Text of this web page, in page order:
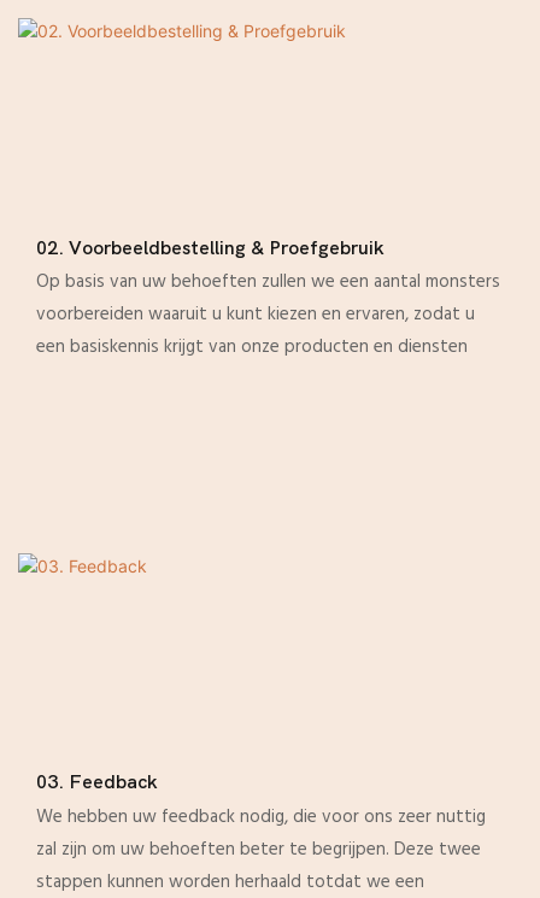
02. Voorbeeldbestelling & Proefgebruik
Op basis van uw behoeften zullen we een aantal monsters
voorbereiden waaruit u kunt kiezen en ervaren, zodat u
een basiskennis krijgt van onze producten en diensten
03. Feedback
We hebben uw feedback nodig, die voor ons zeer nuttig
zal zijn om uw behoeften beter te begrijpen. Deze twee
stappen kunnen worden herhaald totdat we een